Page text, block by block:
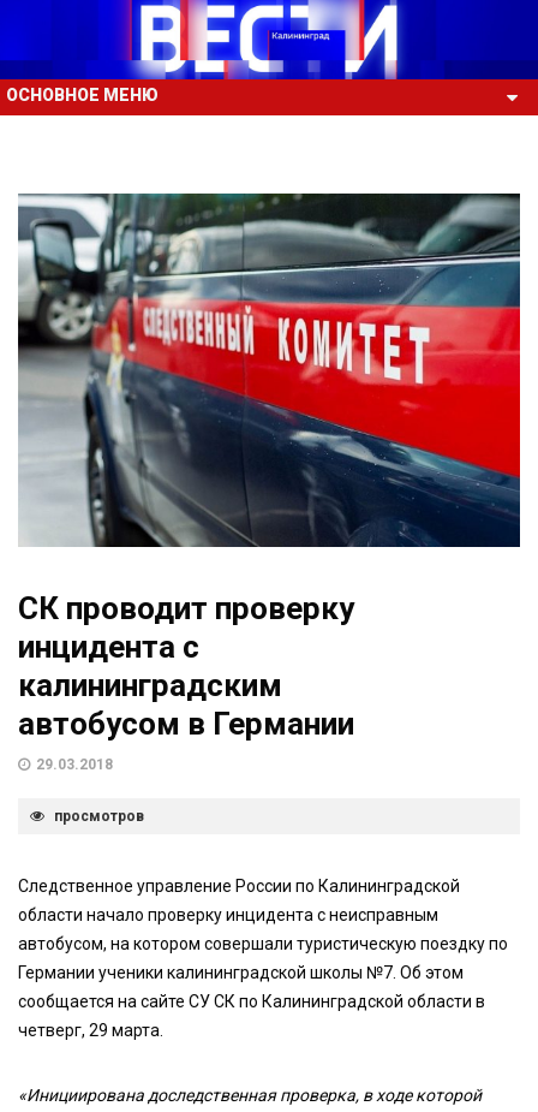
ОСНОВНОЕ МЕНЮ
СК проводит проверку
инцидента с
калининградским
автобусом в Германии
29.03.2018
просмотров
Следственное управление России по Калининградской
области начало проверку инцидента с неисправным
автобусом, на котором совершали туристическую поездку по
Германии ученики калининградской школы №7. Об этом
сообщается на сайте СУ СК по Калининградской области в
четверг, 29 марта.
«Инициирована доследственная проверка, в ходе которой